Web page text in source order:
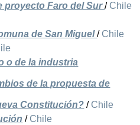
proyecto Faro del Sur/ Chile
de San Miguel/ Chile
o de la industria
de la propuesta de
Constitución? / Chile
/ Chile